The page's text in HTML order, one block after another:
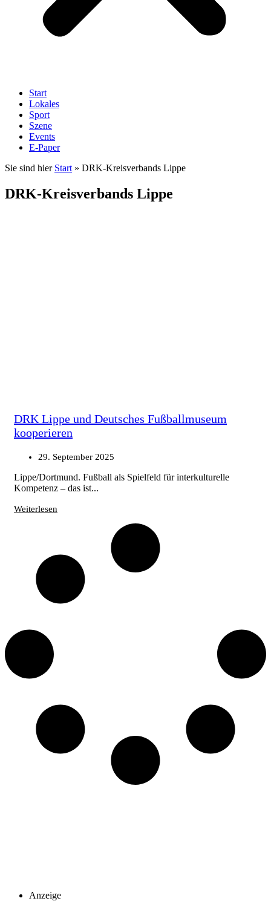
Start
Lokales
Sport
Szene
Events
E-Paper
Sie sind hier Start » DRK-Kreisverbands Lippe
DRK-Kreisverbands Lippe
DRK Lippe und Deutsches Fußballmuseum
kooperieren
29. September 2025
Lippe/Dortmund. Fußball als Spielfeld für interkulturelle
Kompetenz – das ist...
Weiterlesen
Anzeige